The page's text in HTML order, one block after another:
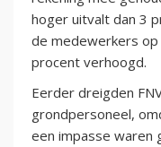
hoger uitvalt dan 3
de medewerkers
procent verhoogd.
Eerder dreigden
grondpersoneel,
een impasse waren